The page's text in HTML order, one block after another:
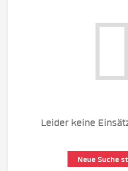
Leider keine
Neue Suche